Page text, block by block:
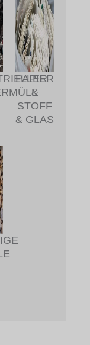
PAPIER
&
STOFF
& GLAS